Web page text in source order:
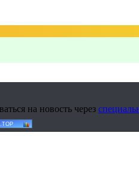
на новость через